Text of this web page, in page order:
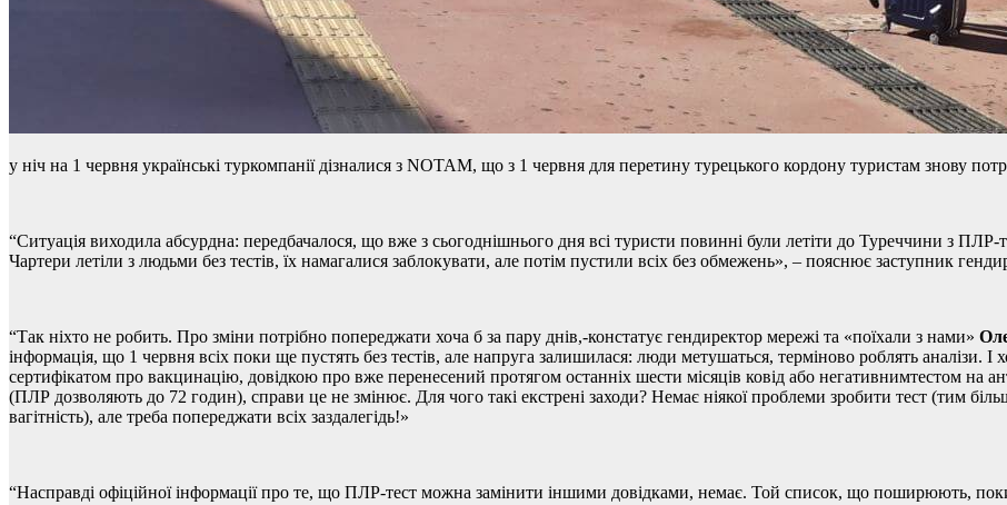
у ніч на 1 червня українські туркомпанії дізналися з NOTAM, що з 1 червня для перетину турецького кордону туристам знову
“Ситуація виходила абсурдна: передбачалося, що вже з сьогоднішнього дня всі туристи повинні були летіти до Туреччини з ПЛР-
Чартери летіли з людьми без тестів, їх намагалися заблокувати, але потім пустили всіх без обмежень», – пояснює заступник
“Так ніхто не робить. Про зміни потрібно попереджати хоча б за пару днів,-констатує гендиректор мережі та «поїхали з нами»
інформація, що 1 червня всіх поки ще пустять без тестів, але напруга залишилася: люди метушаться, терміново роблять аналізи.
сертифікатом про вакцинацію, довідкою про вже перенесений протягом останніх шести місяців ковід або негативнимтестом на
(ПЛР дозволяють до 72 годин), справи це не змінює. Для чого такі екстрені заходи? Немає ніякої проблеми зробити тест (тим
вагітність), але треба попереджати всіх заздалегідь!»
“Насправді офіційної інформації про те, що ПЛР-тест можна замінити іншими довідками, немає. Той список, що поширюють,